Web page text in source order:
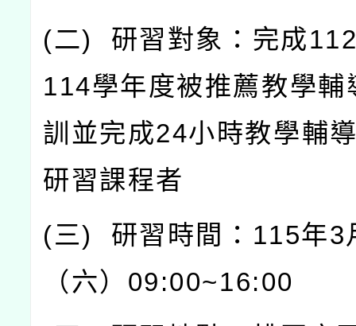
(二) 研習對象：完成
114學年度被推薦教學輔
訓並完成24小時教學輔
研習課程者
(三) 研習時間： 115年3
（六） 09:00~16:00